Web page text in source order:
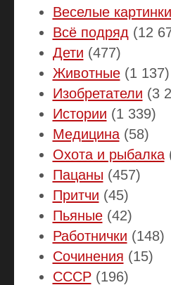
Веселые картинки
Всё подряд (12
Дети (477)
Животные(1 137)
Изобретатели (3
Истории (1 339)
Медицина(58)
Охота и рыбалка
Пацаны (457)
Притчи (45)
Пьяные(42)
Работнички (148)
Сочинения (15)
СССР(196)